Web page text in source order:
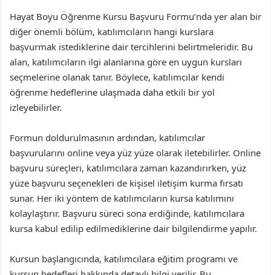
Hayat Boyu Öğrenme Kursu Başvuru Formu’nda yer alan bir
diğer önemli bölüm, katılımcıların hangi kurslara
başvurmak istediklerine dair tercihlerini belirtmeleridir. Bu
alan, katılımcıların ilgi alanlarına göre en uygun kursları
seçmelerine olanak tanır. Böylece, katılımcılar kendi
öğrenme hedeflerine ulaşmada daha etkili bir yol
izleyebilirler.
Formun doldurulmasının ardından, katılımcılar
başvurularını online veya yüz yüze olarak iletebilirler. Online
başvuru süreçleri, katılımcılara zaman kazandırırken, yüz
yüze başvuru seçenekleri de kişisel iletişim kurma fırsatı
sunar. Her iki yöntem de katılımcıların kursa katılımını
kolaylaştırır. Başvuru süreci sona erdiğinde, katılımcılara
kursa kabul edilip edilmediklerine dair bilgilendirme yapılır.
Kursun başlangıcında, katılımcılara eğitim programı ve